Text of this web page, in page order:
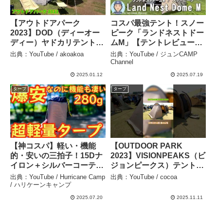
【アウトドアパーク
2023】DOD（ディーオー
ディー）ヤドカリテント
（YADOKARI TENT）T6-
ルテントの紹介 – akoakoa
出典：YouTube / akoakoa
2025.01.12
コスパ最強テント！スノー
ピーク「ランドネストドー
ムM」【テントレビュー＆
設営撤収】 – ジュンCAMP
Channel
出典：YouTube / ジュンCAMP
Channel
2025.07.19
タープ
【神コスパ】軽い・機能
的・安いの三拍子！15Dナ
イロン＋シルバーコーティ
ング超軽量タープが神コス
パすぎた。『Arixi超軽量タ
ープ』【アウトドア】【ハ
出典：YouTube / Hurricane Camp
/ ハリケーンキャンプ
2025.07.20
タープ
【OUTDOOR PARK
2023】VISIONPEAKS（ビ
ジョンピークス）テント
トレスアーチ2ルームテン
#Short #ショート – cocoa
出典：YouTube / cocoa
2025.11.11